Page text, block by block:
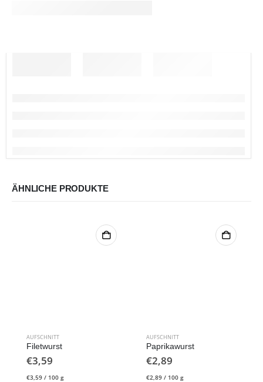
ÄHNLICHE PRODUKTE
AUFSCHNITT
Filetwurst
€3,59
€3,59 / 100 g
AUFSCHNITT
Paprikawurst
€2,89
€2,89 / 100 g